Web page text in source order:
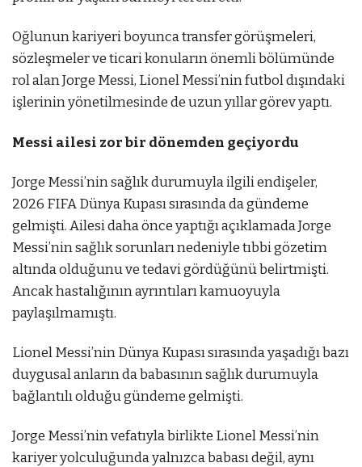
Oğlunun kariyeri boyunca transfer görüşmeleri,
sözleşmeler ve ticari konuların önemli bölümünde
rol alan Jorge Messi, Lionel Messi’nin futbol dışındaki
işlerinin yönetilmesinde de uzun yıllar görev yaptı.
Messi ailesi zor bir dönemden geçiyordu
Jorge Messi’nin sağlık durumuyla ilgili endişeler,
2026 FIFA Dünya Kupası sırasında da gündeme
gelmişti. Ailesi daha önce yaptığı açıklamada Jorge
Messi’nin sağlık sorunları nedeniyle tıbbi gözetim
altında olduğunu ve tedavi gördüğünü belirtmişti.
Ancak hastalığının ayrıntıları kamuoyuyla
paylaşılmamıştı.
Lionel Messi’nin Dünya Kupası sırasında yaşadığı bazı
duygusal anların da babasının sağlık durumuyla
bağlantılı olduğu gündeme gelmişti.
Jorge Messi’nin vefatıyla birlikte Lionel Messi’nin
kariyer yolculuğunda yalnızca babası değil, aynı